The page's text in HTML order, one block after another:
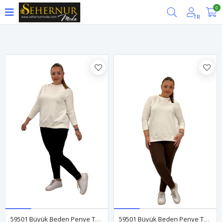
TR
0
Filtrele
59501 Büyük Beden Penye Tayt - Siyah 59501 Büyük Beden Penye Tayt - Kahve